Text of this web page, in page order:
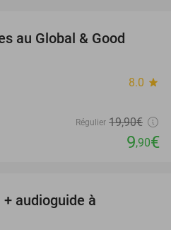
au Global & Good
8.0 star
Régulier 19,90€
9,90€
audioguide à